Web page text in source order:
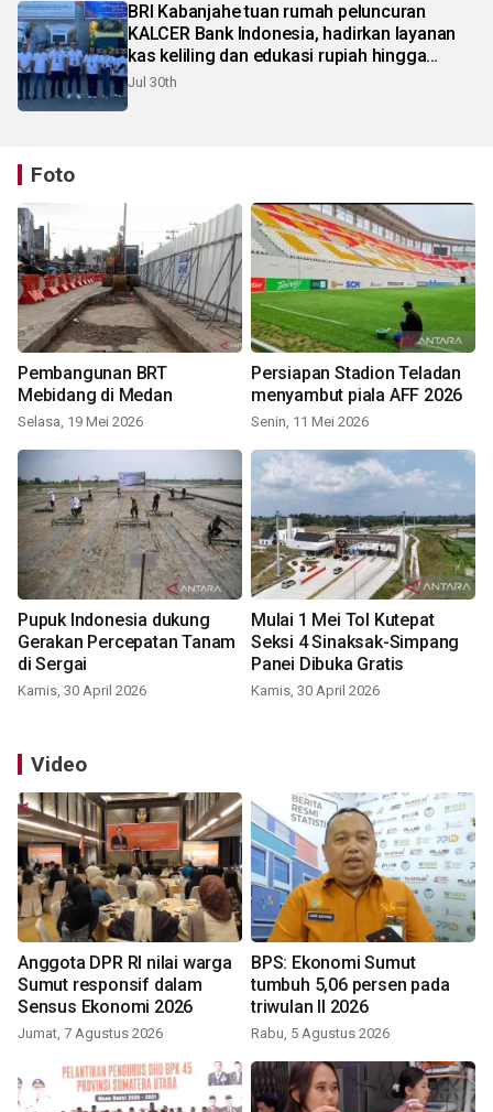
BRI Kabanjahe tuan rumah peluncuran
KALCER Bank Indonesia, hadirkan layanan
kas keliling dan edukasi rupiah hingga
pelosok Karo
Jul 30th
Foto
Pembangunan BRT
Mebidang di Medan
Selasa, 19 Mei 2026
Persiapan Stadion Teladan
menyambut piala AFF 2026
Senin, 11 Mei 2026
Pupuk Indonesia dukung
Gerakan Percepatan Tanam
di Sergai
Kamis, 30 April 2026
Mulai 1 Mei Tol Kutepat
Seksi 4 Sinaksak-Simpang
Panei Dibuka Gratis
Kamis, 30 April 2026
Video
Anggota DPR RI nilai warga
Sumut responsif dalam
Sensus Ekonomi 2026
Jumat, 7 Agustus 2026
BPS: Ekonomi Sumut
tumbuh 5,06 persen pada
triwulan II 2026
Rabu, 5 Agustus 2026